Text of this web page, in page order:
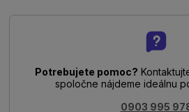
Potrebujete pomoc?
spoločne nájdeme ideálnu
0903 995